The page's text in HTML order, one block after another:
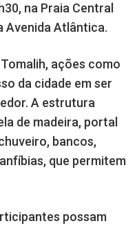
na Praia Central
Avenida Atlântica.
ações como
da cidade em ser
A estrutura
de madeira, portal
bancos,
que permitem
possam